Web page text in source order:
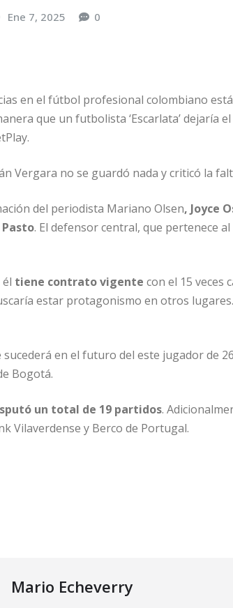
Ene 7, 2025 0
en el fútbol profesional colombiano
que un futbolista ‘Escarlata’ dejaría
Vergara no se guardó nada y criticó la
del periodista Mariano Olsen, Joyce
. El defensor central, que pertenece
tiene contrato vigente con el 15 veces
estar protagonismo en otros
en el futuro del este jugador de
Bogotá.
un total de 19 partidos.
Vilaverdense y Berco de Portugal.
Mario Echeverry